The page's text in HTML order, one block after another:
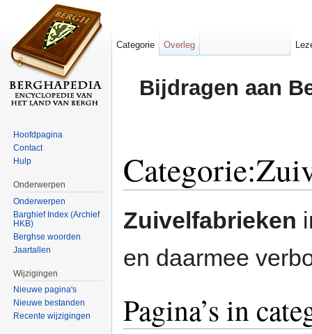
Bijdragen aan
Zuivelfabrieken
en daarmee
Pagina’s in
Categorie Overleg
Hoofdpagina
Contact
Hulp
Onderwerpen
Onderwerpen
Barghief Index (Archief
HKB)
Berghse woorden
Jaartallen
Wijzigingen
Nieuwe pagina's
Nieuwe bestanden
Recente wijzigingen